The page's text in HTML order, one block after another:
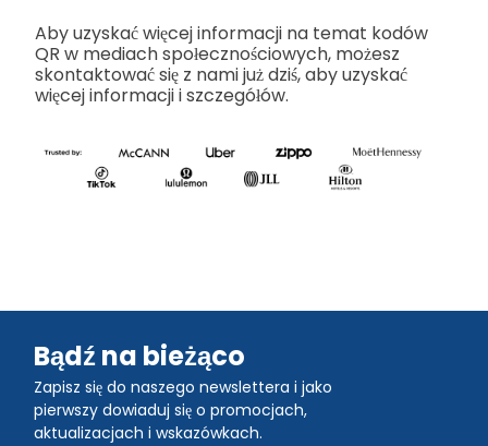
Aby uzyskać więcej informacji na temat kodów
QR w mediach społecznościowych, możesz
skontaktować się z nami już dziś, aby uzyskać
więcej informacji i szczegółów.
Bądź na bieżąco
Zapisz się do naszego newslettera i jako
pierwszy dowiaduj się o promocjach,
aktualizacjach i wskazówkach.